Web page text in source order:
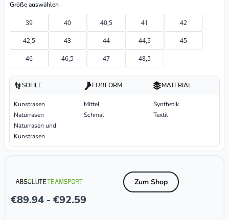
Größe auswählen
39 40 40,5 41 42
42,5 43 44 44,5 45
46 46,5 47 48,5
SOHLE
Kunstrasen
Naturrasen
Naturrasen und
Kunstrasen
FUßFORM
Mittel
Schmal
MATERIAL
Synthetik
Textil
€89.94 - €92.59
Zum Shop